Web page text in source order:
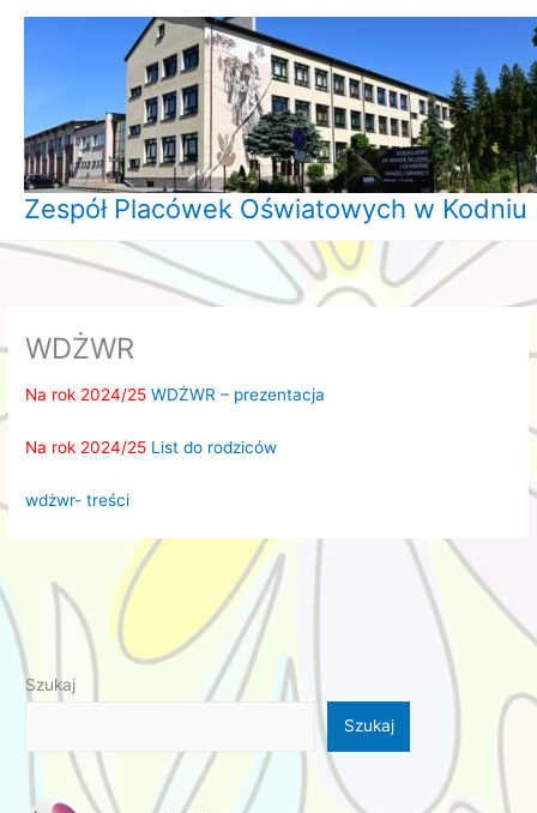
Zespół Placówek Oświatowych w Kodniu
WDŻWR
Na rok 2024/25 WDŻWR – prezentacja
Na rok 2024/25 List do rodziców
wdżwr- treści
Szukaj
Szukaj